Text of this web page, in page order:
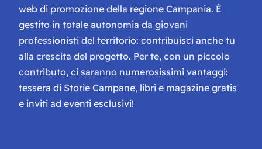
web di promozione della regione Campania. È
gestito in totale autonomia da giovani
professionisti del territorio: contribuisci anche tu
alla crescita del progetto. Per te, con un piccolo
contributo, ci saranno numerosissimi vantaggi:
tessera di Storie Campane, libri e magazine gratis
e inviti ad eventi esclusivi!